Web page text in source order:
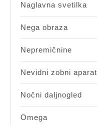
Naglavna svetilka
Nega obraza
Nepremičnine
Nevidni zobni aparat
Nočni daljnogled
Omega